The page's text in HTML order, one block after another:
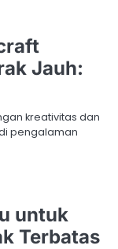
Jauh:
kreativitas dan
pengalaman
untuk
Terbatas